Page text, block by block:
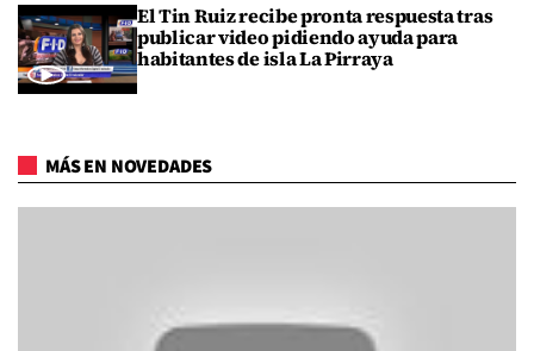
El Tin Ruiz recibe pronta respuesta tras
publicar video pidiendo ayuda para
habitantes de isla La Pirraya
MÁS EN NOVEDADES